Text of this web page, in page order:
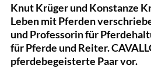
Knut Krüger und Konstanze
Leben mit Pferden
und Professorin für
für Pferde und Reiter.
pferdebegeisterte Paar vor.